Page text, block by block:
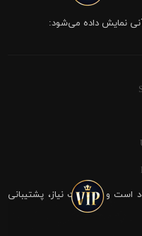
نمایش داده می‌شود:
و در صورت نیاز، پشتیبانی